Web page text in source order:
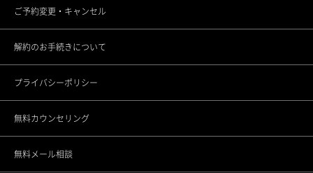
横浜院
大宮院
千葉院
名古屋駅前院
名古屋駅栄院
ご予約変更・キャンセル
解約のお手続きについて
プライバシーポリシー
無料カウンセリング
無料メール相談